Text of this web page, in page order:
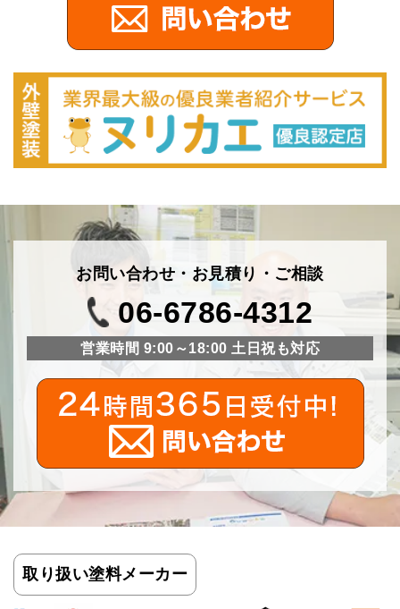
お問い合わせ・お見積り・ご相談
06-6786-4312
営業時間 9:00～18:00 土日祝も対応
取り扱い塗料メーカー